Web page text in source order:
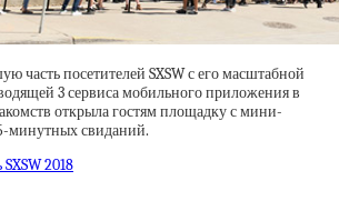
часть посетителей SXSW с его масштабной
3 сервиса мобильного приложения в
открыла гостям площадку с мини-
минутных свиданий.
2018